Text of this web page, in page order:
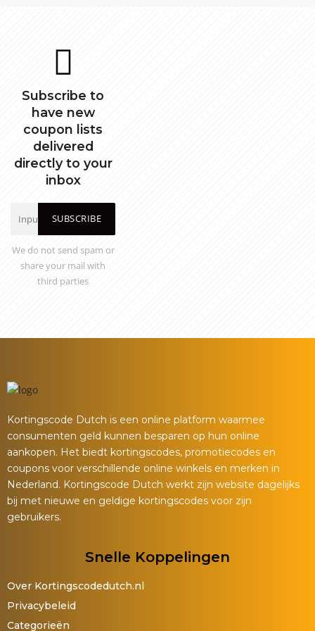
Subscribe to
have new
coupon lists
delivered
directly to your
inbox
SUBSCRIBE
We do not send spam or
share your mail with
third parties
Kortingscode Dutch is een online platform waarmee
consumenten geld kunnen besparen op hun online
aankopen. Het biedt kortingscodes, promotiecodes en
coupons voor verschillende online winkels en merken in
Nederland. Kortingscode Dutch werkt zijn website dagelijks
bij met nieuwe en geldige kortingscodes voor zijn
gebruikers.
Snelle Koppelingen
Over Kortingscodedutch.nl
Privacybeleid
Categorieën